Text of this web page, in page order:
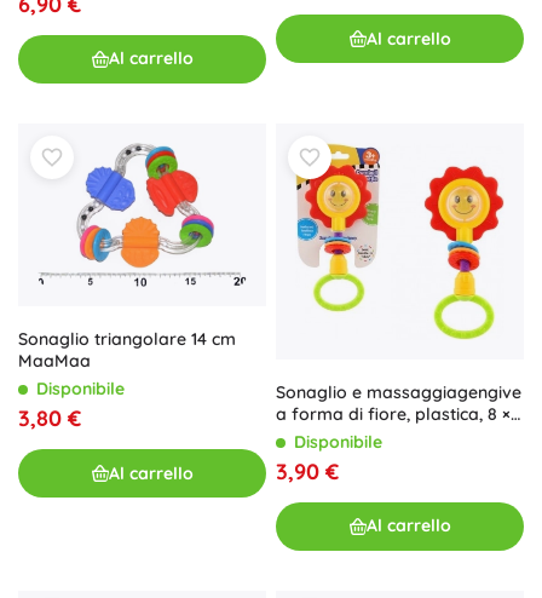
Al carrello
Al carrello
Sonaglio triangolare 14 cm
MaaMaa
Disponibile
3,80 €
Al carrello
Sonaglio e massaggiagengive
a forma di fiore, plastica, 8 ×
19 cm, dai 3 mesi
Disponibile
3,90 €
Al carrello